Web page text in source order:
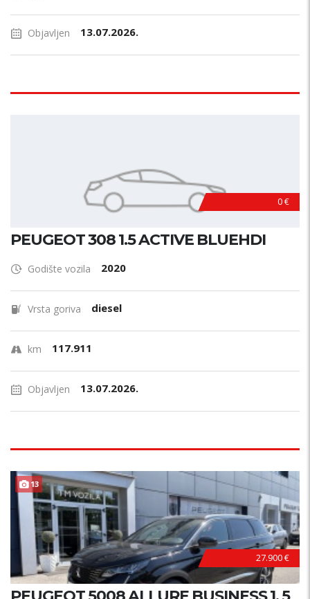
Objavljen 13.07.2026.
0 €
PEUGEOT 308 1.5 ACTIVE BLUEHDI
Godište vozila 2020
Vrsta goriva diesel
km 117.911
Objavljen 13.07.2026.
13
27.900 €